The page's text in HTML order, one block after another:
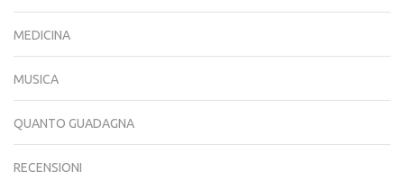
MEDICINA
MUSICA
QUANTO GUADAGNA
RECENSIONI